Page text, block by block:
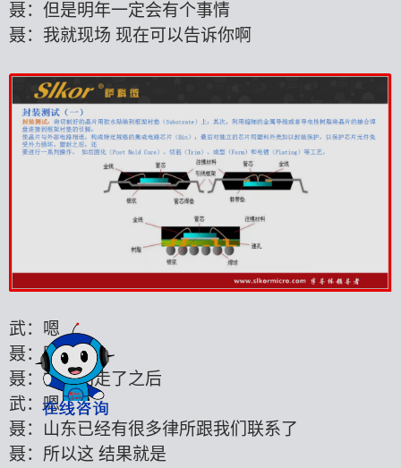
聂：但是明年一定会有个事情
聂：我就现场 现在可以告诉你啊
武：嗯
聂：明
聂：在你们走了之后
武：嗯
聂：山东已经有很多律所跟我们联系了
聂：所以这 结果就是